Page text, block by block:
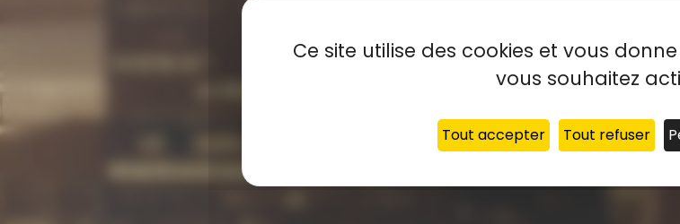
Ce site utilise des cookies et vous
vous souhaitez
Tout accepter Tout refuser